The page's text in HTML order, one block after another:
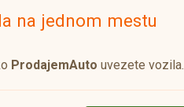
na jednom mestu
ProdajemAuto uvezete vozila.